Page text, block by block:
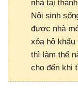
nhà tại
Nội sinh
được nhà
xóa hộ khẩu
thì làm thế
cho đến khi